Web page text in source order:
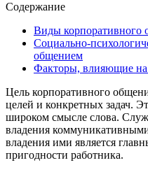
Содержание
Виды корпоративного
Социально-
общением
Факторы, влияющие
Цель корпоративного
целей и конкретных задач.
широком смысле слова.
владения
владения ими является
пригодности работника.